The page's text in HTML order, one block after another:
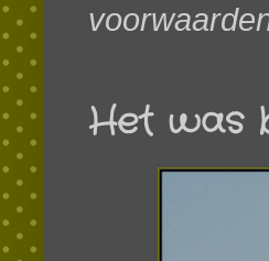
Het was